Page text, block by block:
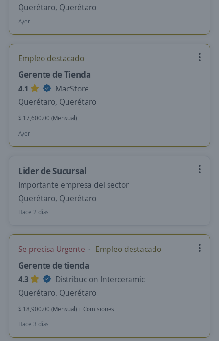
Querétaro, Querétaro
Ayer
Empleo destacado
Gerente de Tienda
4.1
MacStore
Querétaro, Querétaro
$ 17,600.00 (Mensual)
Ayer
Lider de Sucursal
Importante empresa del sector
Querétaro, Querétaro
Hace 2 días
Se precisa Urgente Empleo destacado
Gerente de tienda
4.3
Distribucion Interceramic
Querétaro, Querétaro
$ 18,900.00 (Mensual) + Comisiones
Hace 3 días